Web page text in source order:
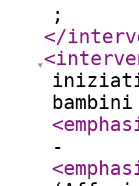
;
</
-